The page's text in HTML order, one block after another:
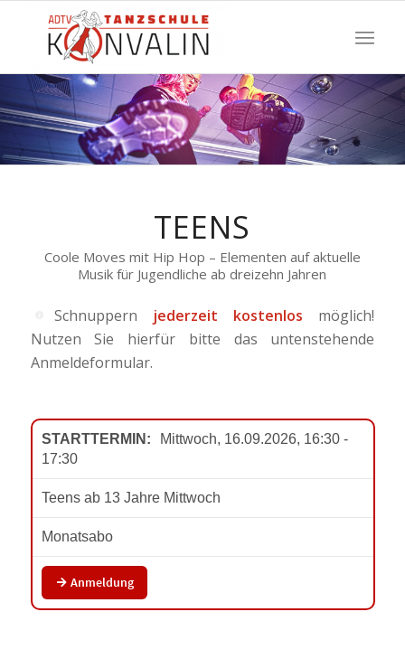
TEENS
Coole Moves mit Hip Hop – Elementen auf aktuelle
Musik für Jugendliche ab dreizehn Jahren
Schnuppern jederzeit kostenlos möglich!
Nutzen Sie hierfür bitte das untenstehende
Anmeldeformular.